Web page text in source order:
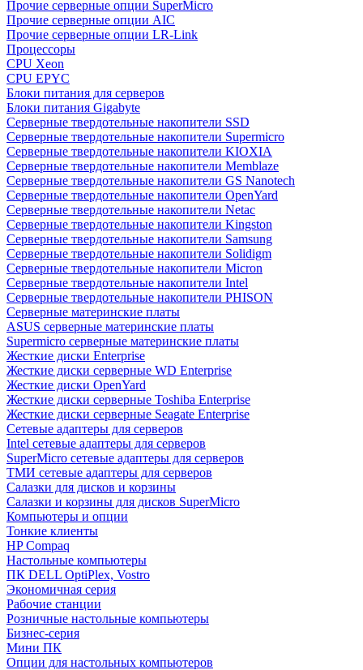
Прочие серверные опции SuperMicro
Прочие серверные опции AIC
Прочие серверные опции LR-Link
Процессоры
CPU Xeon
CPU EPYC
Блоки питания для серверов
Блоки питания Gigabyte
Серверные твердотельные накопители SSD
Cерверные твердотельные накопители Supermicro
Cерверные твердотельные накопители KIOXIA
Cерверные твердотельные накопители Memblaze
Cерверные твердотельные накопители GS Nanotech
Серверные твердотельные накопители OpenYard
Серверные твердотельные накопители Netac
Cерверные твердотельные накопители Kingston
Cерверные твердотельные накопители Samsung
Cерверные твердотельные накопители Solidigm
Cерверные твердотельные накопители Micron
Cерверные твердотельные накопители Intel
Cерверные твердотельные накопители PHISON
Серверные материнские платы
ASUS серверные материнские платы
Supermicro серверные материнские платы
Жесткие диски Enterprise
Жесткие диски серверные WD Enterprise
Жесткие диски OpenYard
Жесткие диски серверные Toshiba Enterprise
Жесткие диски серверные Seagate Enterprise
Сетевые адаптеры для серверов
Intel сетевые адаптеры для серверов
SuperMicro сетевые адаптеры для серверов
ТМИ сетевые адаптеры для серверов
Салазки для дисков и корзины
Салазки и корзины для дисков SuperMicro
Компьютеры и опции
Тонкие клиенты
HP Compaq
Настольные компьютеры
ПК DELL OptiPlex, Vostro
Экономичная серия
Рабочие станции
Розничные настольные компьютеры
Бизнес-серия
Мини ПК
Опции для настольных компьютеров